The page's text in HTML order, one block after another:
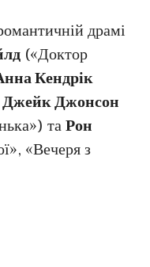
драмі
(«Доктор
Кендрік
Джейк Джонсон
таРон
«Вечеря з